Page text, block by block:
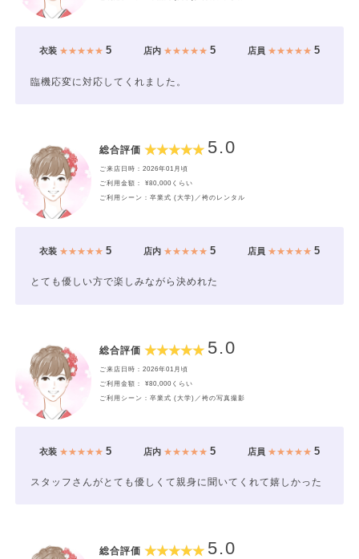
衣装★★★★★ 5 店内★★★★★ 5 店員 ★★★★★5
臨機応変に対応してくれました。
総合評価 5.0
ご来店日時：2026年01月頃
ご利用金額： ¥80,000くらい
ご利用シーン：卒業式 (大学)／袴のレンタル
衣装★★★★★ 5 店内★★★★★ 5 店員 ★★★★★5
とても優しい方で楽しみながら決めれた
総合評価 5.0
ご来店日時：2026年01月頃
ご利用金額： ¥80,000くらい
ご利用シーン：卒業式 (大学)／袴の写真撮影
衣装★★★★★ 5 店内★★★★★ 5 店員 ★★★★★5
スタッフさんがとても優しくて親身に聞いてくれて嬉しかった
総合評価 5.0